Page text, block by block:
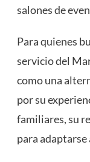
salones de
Para quienes
servicio del
como una
por su
familiares, su
para